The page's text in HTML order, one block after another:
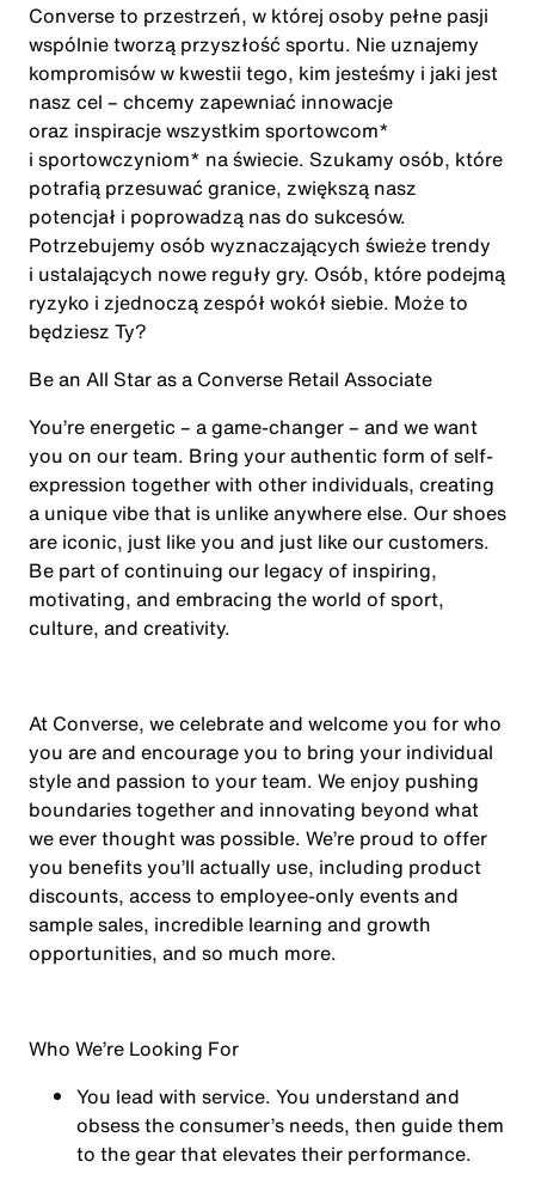
Converse to przestrzeń, w której osoby pełne pasji
wspólnie tworzą przyszłość sportu. Nie uznajemy
kompromisów w kwestii tego, kim jesteśmy i jaki jest
nasz cel – chcemy zapewniać innowacje
oraz inspiracje wszystkim sportowcom*
i sportowczyniom* na świecie. Szukamy osób, które
potrafią przesuwać granice, zwiększą nasz
potencjał i poprowadzą nas do sukcesów.
Potrzebujemy osób wyznaczających świeże trendy
i ustalających nowe reguły gry. Osób, które podejmą
ryzyko i zjednoczą zespół wokół siebie. Może to
będziesz Ty?
Be an All Star as a Converse Retail Associate
You’re energetic – a game-changer – and we want
you on our team. Bring your authentic form of self-
expression together with other individuals, creating
a unique vibe that is unlike anywhere else. Our shoes
are iconic, just like you and just like our customers.
Be part of continuing our legacy of inspiring,
motivating, and embracing the world of sport,
culture, and creativity.
At Converse, we celebrate and welcome you for who
you are and encourage you to bring your individual
style and passion to your team. We enjoy pushing
boundaries together and innovating beyond what
we ever thought was possible. We’re proud to offer
you benefits you’ll actually use, including product
discounts, access to employee-only events and
sample sales, incredible learning and growth
opportunities, and so much more.
Who We’re Looking For
You lead with service. You understand and
obsess the consumer’s needs, then guide them
to the gear that elevates their performance.